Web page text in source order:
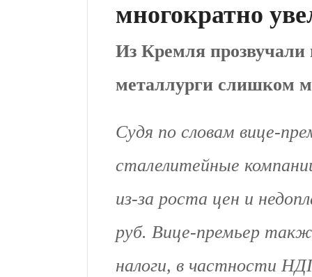
многократно
Из Кремля прозвучали
металлурги слишком
Судя по словам вице-
сталелитейные
из-за роста цен и
руб. Вице-премьер
налоги, в частности